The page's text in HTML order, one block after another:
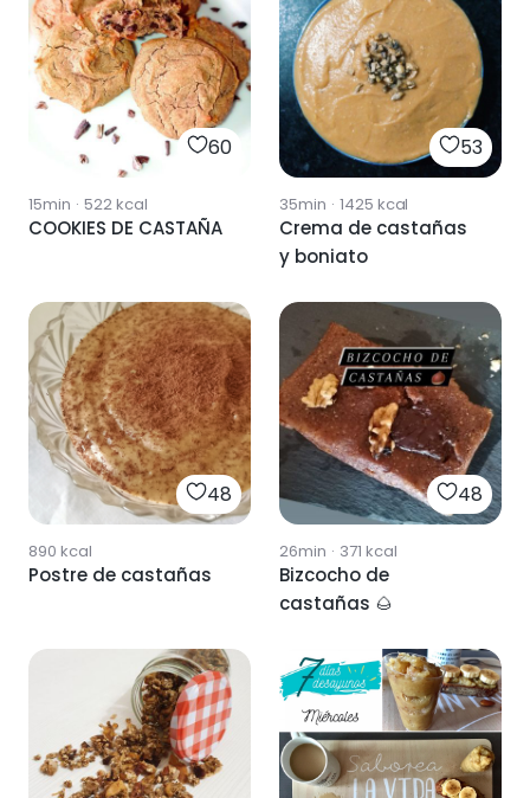
60
15min · 522kcal
COOKIES DE CASTAÑA
53
35min · 1425 kcal
Crema de castañas
y boniato
48
890 kcal
Postre de castañas
48
26min · 371 kcal
Bizcocho de
castañas 🌰